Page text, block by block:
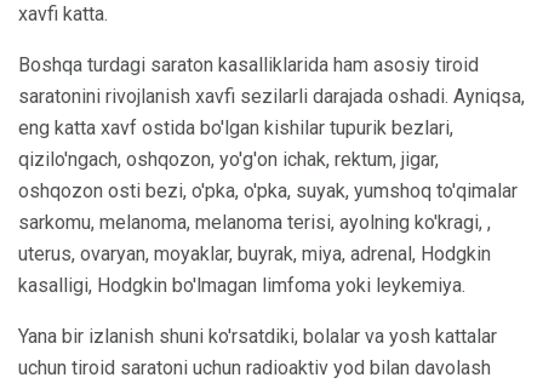
xavfi katta.
Boshqa turdagi saraton kasalliklarida ham asosiy tiroid
saratonini rivojlanish xavfi sezilarli darajada oshadi. Ayniqsa,
eng katta xavf ostida bo'lgan kishilar tupurik bezlari,
qizilo'ngach, oshqozon, yo'g'on ichak, rektum, jigar,
oshqozon osti bezi, o'pka, o'pka, suyak, yumshoq to'qimalar
sarkomu, melanoma, melanoma terisi, ayolning ko'kragi, ,
uterus, ovaryan, moyaklar, buyrak, miya, adrenal, Hodgkin
kasalligi, Hodgkin bo'lmagan limfoma yoki leykemiya.
Yana bir izlanish shuni ko'rsatdiki, bolalar va yosh kattalar
uchun tiroid saratoni uchun radioaktiv yod bilan davolash